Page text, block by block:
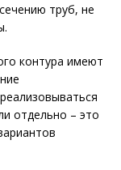
труб, не
контура имеют
отдельно – это